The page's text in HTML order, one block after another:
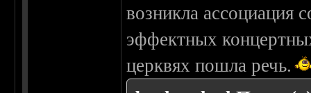
возникла ассоциация
эффектных
церквях пошла речь.